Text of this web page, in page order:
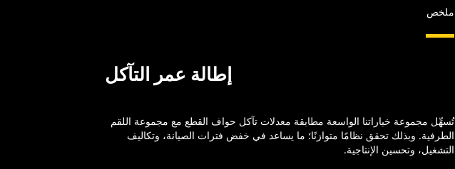
ملخص
إطالة عمر التآكل
تُسهِّل مجموعة خياراتنا الواسعة مطابقة معدلات تآكل حواف القطع مع مجموعة اللقم
الطرفية. وبذلك تحقق نظامًا متوازنًا؛ ما يساعد في خفض فترات الصيانة، وتكاليف
التشغيل، وتحسين الإنتاجية.